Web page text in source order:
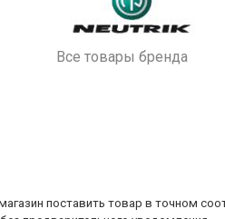
Все товары бренда
поставить товар в точном